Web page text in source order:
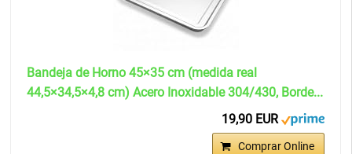
Bandeja de Horno 45×35 cm (medida real
44,5×34,5×4,8 cm) Acero Inoxidable 304/430, Borde...
19,90 EUR
Comprar Online